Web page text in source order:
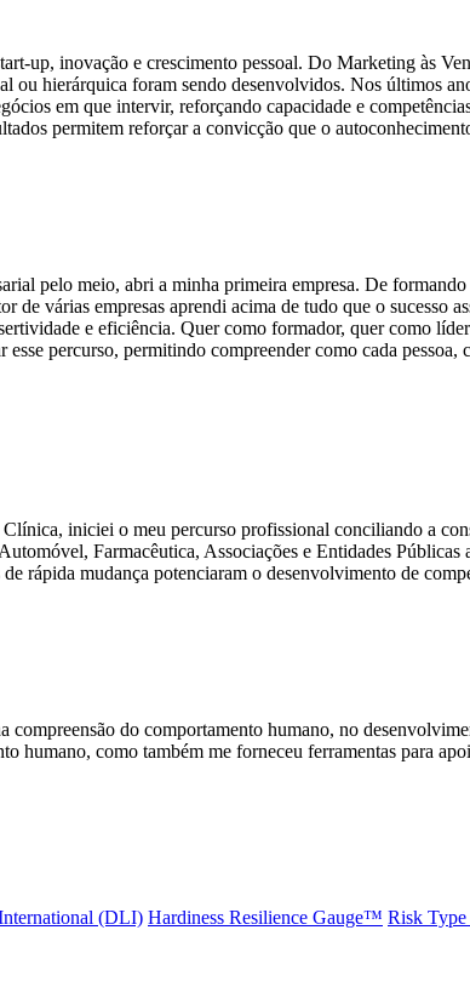
up, inovação e crescimento pessoal. Do Marketing às
ou hierárquica foram sendo desenvolvidos. Nos últimos
em que intervir, reforçando capacidade e
permitem reforçar a convicção que o
pelo meio, abri a minha primeira empresa. De
várias empresas aprendi acima de tudo que o sucesso
e eficiência. Quer como formador, quer como
percurso, permitindo compreender como cada
iniciei o meu percurso profissional conciliando a
Farmacêutica, Associações e Entidades
rápida mudança potenciaram o desenvolvimento de
do comportamento humano, no
como também me forneceu ferramentas para
(DLI) Hardiness Resilience Gauge™️ Risk